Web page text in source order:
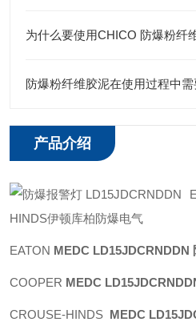
为什么要使用CHICO 防爆粉纤
防爆粉纤维胶泥在使用过程中
产品介绍
HINDS伊顿库柏防爆电气
EATON MEDC LD15JDCRNDDN
COOPER MEDC
CROUSE-HINDS MEDC